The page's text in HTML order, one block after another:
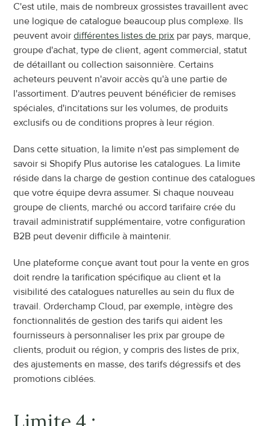
C'est utile, mais de nombreux grossistes travaillent avec
une logique de catalogue beaucoup plus complexe. Ils
peuvent avoir différentes listes de prix par pays, marque,
groupe d'achat, type de client, agent commercial, statut
de détaillant ou collection saisonnière. Certains
acheteurs peuvent n'avoir accès qu'à une partie de
l'assortiment. D'autres peuvent bénéficier de remises
spéciales, d'incitations sur les volumes, de produits
exclusifs ou de conditions propres à leur région.
Dans cette situation, la limite n'est pas simplement de
savoir si Shopify Plus autorise les catalogues. La limite
réside dans la charge de gestion continue des catalogues
que votre équipe devra assumer. Si chaque nouveau
groupe de clients, marché ou accord tarifaire crée du
travail administratif supplémentaire, votre configuration
B2B peut devenir difficile à maintenir.
Une plateforme conçue avant tout pour la vente en gros
doit rendre la tarification spécifique au client et la
visibilité des catalogues naturelles au sein du flux de
travail. Orderchamp Cloud, par exemple, intègre des
fonctionnalités de gestion des tarifs qui aident les
fournisseurs à personnaliser les prix par groupe de
clients, produit ou région, y compris des listes de prix,
des ajustements en masse, des tarifs dégressifs et des
promotions ciblées.